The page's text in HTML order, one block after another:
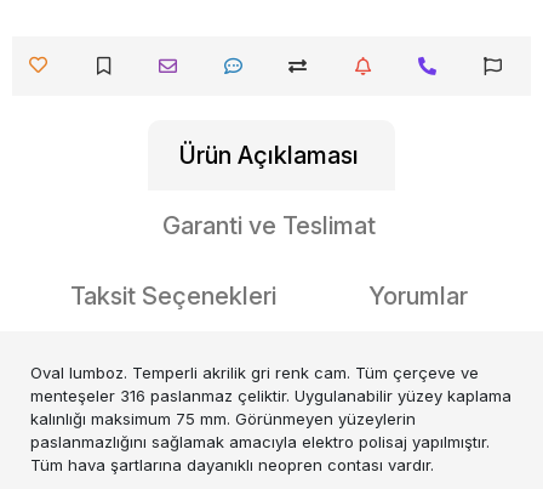
Ürün Açıklaması
Garanti ve Teslimat
Taksit Seçenekleri Yorumlar
Oval lumboz. Temperli akrilik gri renk cam. Tüm çerçeve ve
menteşeler 316 paslanmaz çeliktir. Uygulanabilir yüzey kaplama
kalınlığı maksimum 75 mm. Görünmeyen yüzeylerin
paslanmazlığını sağlamak amacıyla elektro polisaj yapılmıştır.
Tüm hava şartlarına dayanıklı neopren contası vardır.